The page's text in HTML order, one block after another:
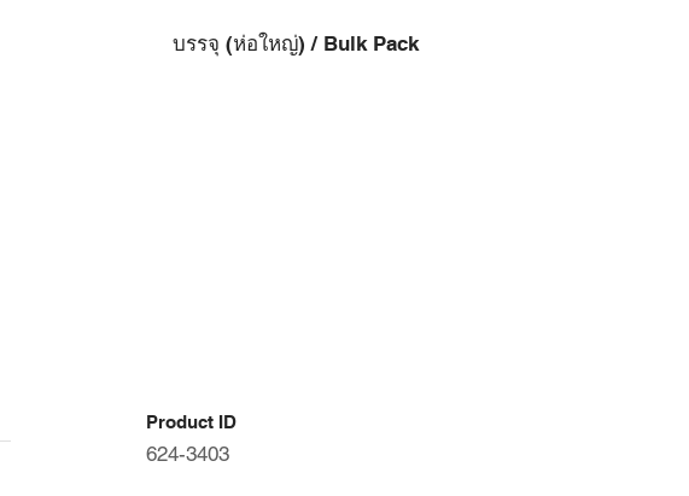
บรรจุ (ห่อใหญ่) / Bulk Pack
Product ID
624-3403